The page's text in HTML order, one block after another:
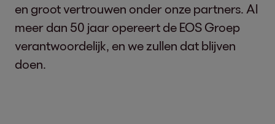
en groot vertrouwen onder onze partners. Al
meer dan 50 jaar opereert de EOS Groep
verantwoordelijk, en we zullen dat blijven
doen.